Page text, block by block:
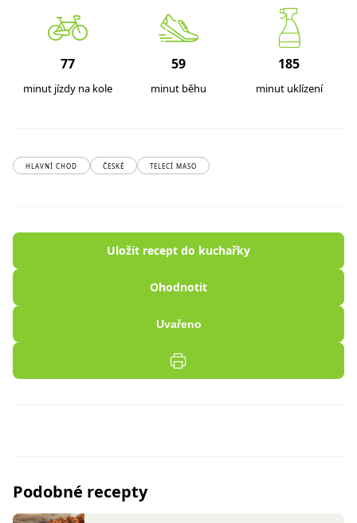
77
minut jízdy na kole
59
minut běhu
185
minut uklízení
HLAVNÍ CHOD ČESKÉ TELECÍ MASO
Uložit recept do kuchařky
Ohodnotit
Uvařeno
Podobné recepty